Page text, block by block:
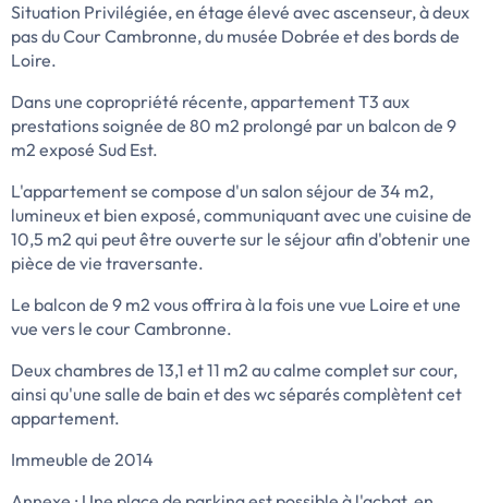
Situation Privilégiée, en étage élevé avec ascenseur, à deux
pas du Cour Cambronne, du musée Dobrée et des bords de
Loire.
Dans une copropriété récente, appartement T3 aux
prestations soignée de 80 m2 prolongé par un balcon de 9
m2 exposé Sud Est.
L'appartement se compose d'un salon séjour de 34 m2,
lumineux et bien exposé, communiquant avec une cuisine de
10,5 m2 qui peut être ouverte sur le séjour afin d'obtenir une
pièce de vie traversante.
Le balcon de 9 m2 vous offrira à la fois une vue Loire et une
vue vers le cour Cambronne.
Deux chambres de 13,1 et 11 m2 au calme complet sur cour,
ainsi qu'une salle de bain et des wc séparés complètent cet
appartement.
Immeuble de 2014